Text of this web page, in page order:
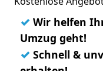
✓ Wir helfen
Umzug geht!
✓ Schnell &